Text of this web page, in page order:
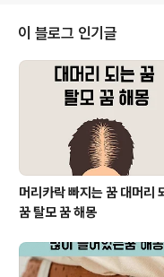
으로 만졌다면, 가까운 시일 내에
길 수 있다는 의미입니다. 특히
나, 좋은 기회가 들어올 수 있는
을 하시는 분이라면 거래가 성사
는 등 좋은 변화가 있을 수 있
크고 건강해 보이는 두꺼비를 멀..
이 블로그 인기글
머리카락 빠지는 꿈 대머리
꿈 탈모 꿈 해몽